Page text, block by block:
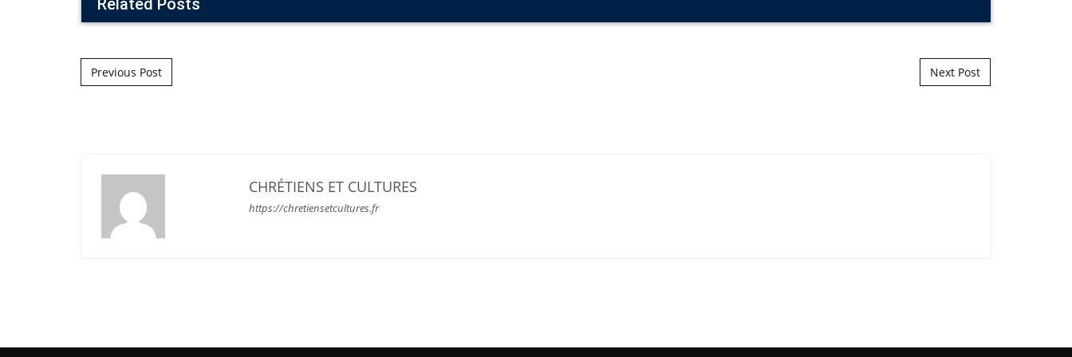
Related Posts
Post navigation
Previous Post Next Post
CHRÉTIENS ET CULTURES
https://chretiensetcultures.fr